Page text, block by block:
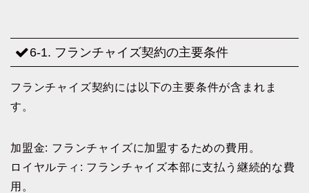
6-1. フランチャイズ契約の主要条件
フランチャイズ契約には以下の主要条件が含まれま
す。
加盟金: フランチャイズに加盟するための費用。
ロイヤルティ: フランチャイズ本部に支払う継続的な費
用。